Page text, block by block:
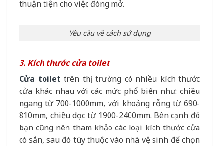
thuận tiện cho việc đóng mở.
Yêu cầu về cách sử dụng
3. Kích thước cửa toilet
Cửa toilet trên thị trường có nhiều kích thước
cửa khác nhau với các mức phổ biến như: chiều
ngang từ 700-1000mm, với khoảng rỗng từ 690-
810mm, chiều dọc từ 1900-2400mm. Bên cạnh đó
bạn cũng nên tham khảo các loại kích thước cửa
có sẵn, sau đó tùy thuộc vào nhà vệ sinh để chọn